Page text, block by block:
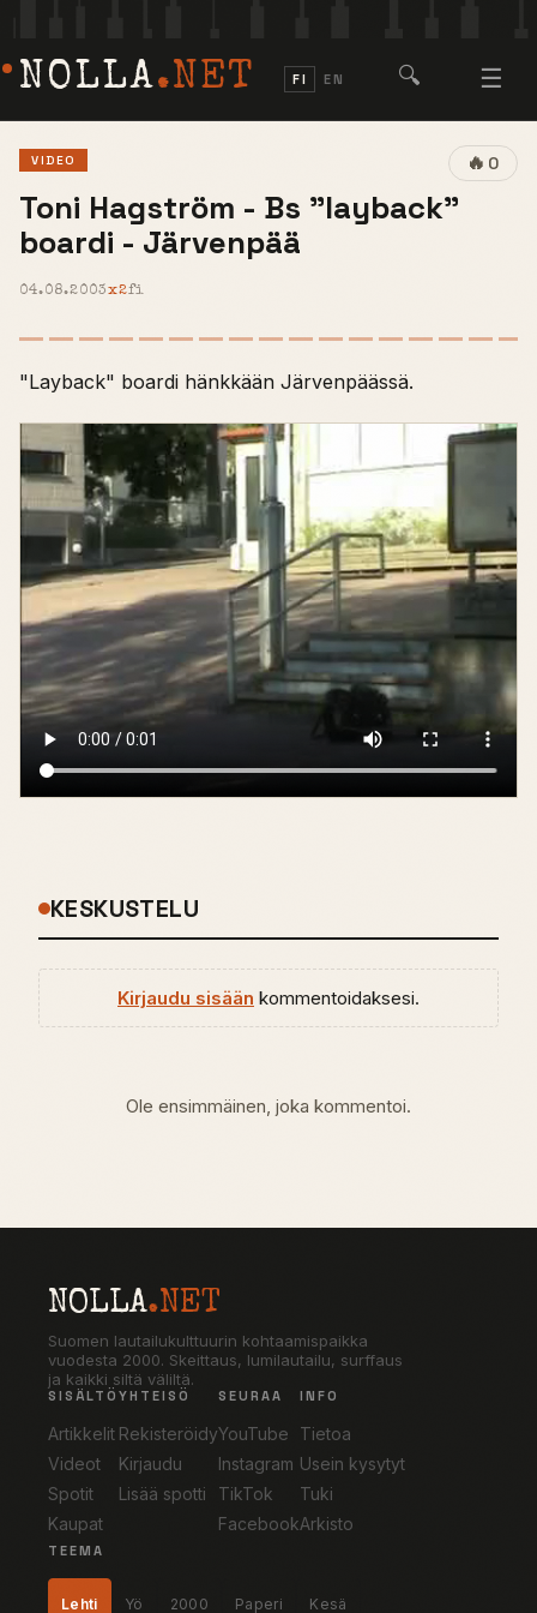
NOLLA.NET FI EN 🔍 ☰
🔥 0
VIDEO
Toni Hagström - Bs "layback"
boardi - Järvenpää
04.08.2003x2fi
"Layback" boardi hänkkään Järvenpäässä.
KESKUSTELU
Kirjaudu sisään kommentoidaksesi.
Ole ensimmäinen, joka kommentoi.
NOLLA.NET
Suomen lautailukulttuurin kohtaamispaikka
vuodesta 2000. Skeittaus, lumilautailu, surffaus
ja kaikki siltä väliltä.
SISÄLTÖ
Artikkelit
Videot
Spotit
Kaupat
YHTEISÖ
Rekisteröidy
Kirjaudu
Lisää spotti
SEURAA
YouTube
Instagram
TikTok
Facebook
INFO
Tietoa
Usein kysytyt
Tuki
Arkisto
TEEMA
Lehti Yö 2000 Paperi Kesä